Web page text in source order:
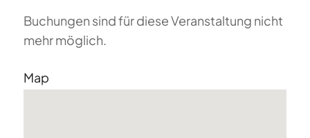
Buchungen sind für diese Veranstaltung nicht
mehr möglich.
Map